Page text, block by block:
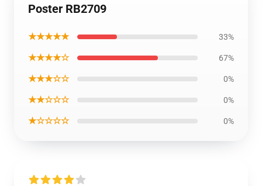
Poster RB2709
★★★★★ 33%
★★★★☆ 67%
★★★☆☆ 0%
★★☆☆☆ 0%
★☆☆☆☆ 0%